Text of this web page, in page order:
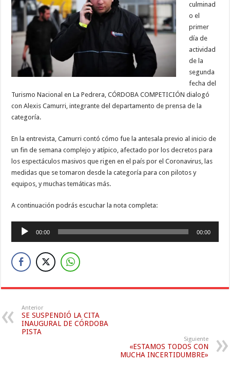
culminad
o el
primer
día de
actividad
de la
segunda
fecha del
Turismo Nacional en La Pedrera, CÓRDOBA COMPETICIÓN dialogó
con Alexis Camurri, integrante del departamento de prensa de la
categoría.
En la entrevista, Camurri contó cómo fue la antesala previo al inicio de
un fin de semana complejo y atípico, afectado por los decretos para
los espectáculos masivos que rigen en el país por el Coronavirus, las
medidas que se tomaron desde la categoría para con pilotos y
equipos, y muchas temáticas más.
A continuación podrás escuchar la nota completa:
Reproductor
00:00 00:00
Anterior
SE SUSPENDIÓ LA CITA
INAUGURAL DE CÓRDOBA
PISTA
Siguiente
«ESTAMOS TODOS CON
MUCHA INCERTIDUMBRE»